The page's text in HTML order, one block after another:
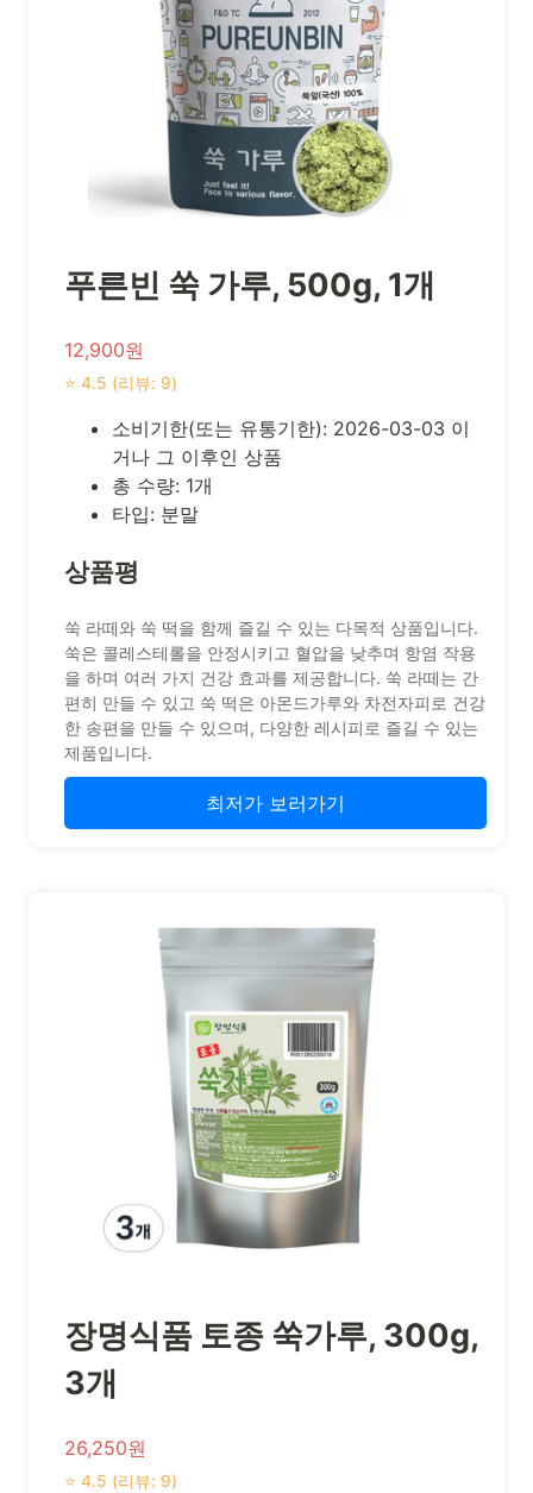
푸른빈 쑥 가루, 500g, 1개
12,900원
⭐ 4.5 (리뷰: 9)
소비기한(또는 유통기한): 2026-03-03 이
거나 그 이후인 상품
총 수량: 1개
타입: 분말
상품평
쑥 라떼와 쑥 떡을 함께 즐길 수 있는 다목적 상품입니다.
쑥은 콜레스테롤을 안정시키고 혈압을 낮추며 항염 작용
을 하며 여러 가지 건강 효과를 제공합니다. 쑥 라떼는 간
편히 만들 수 있고 쑥 떡은 아몬드가루와 차전자피로 건강
한 송편을 만들 수 있으며, 다양한 레시피로 즐길 수 있는
제품입니다.
최저가 보러가기
장명식품 토종 쑥가루, 300g,
3개
26,250원
⭐ 4.5 (리뷰: 9)